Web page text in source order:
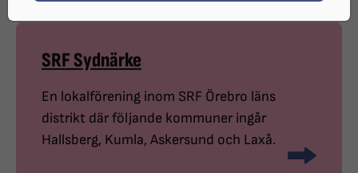
SRF Sydnärke
En lokalförening inom SRF Örebro läns
distrikt där följande kommuner ingår
Hallsberg, Kumla, Askersund och Laxå.